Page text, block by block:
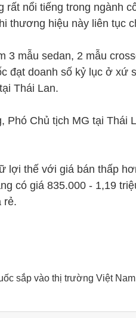
nổi tiếng trong ngành
thương hiệu này liên tục
3 mẫu sedan, 2 mẫu
đạt doanh số kỷ lục ở
Thái Lan.
Phó Chủ tịch MG tại
lợi thế với giá bán thấp
có giá 835.000 - 1,19
rẻ.
sắp vào thị trường Việt